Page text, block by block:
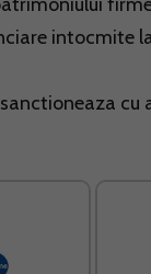
intocmite